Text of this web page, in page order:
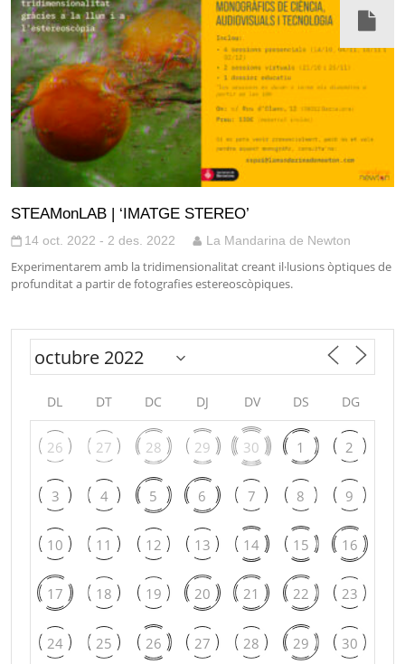
STEAMonLAB | ‘IMATGE STEREO’
14 oct. 2022 - 2 des. 2022 La Mandarina de Newton
Experimentarem amb la tridimensionalitat creant il·lusions òptiques de
profunditat a partir de fotografies estereoscòpiques.
DL DT DC DJ DV DS DG
26 27 28 29 30 1 2
3 4 5 6 7 8 9
10 11 12 13 14 15 16
17 18 19 20 21 22 23
24 25 26 27 28 29 30